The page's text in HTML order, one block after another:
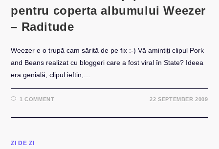
pentru coperta albumului Weezer
– Raditude
Weezer e o trupă cam sărită de pe fix :-) Vă amintiți clipul Pork
and Beans realizat cu bloggeri care a fost viral în State? Ideea
era genială, clipul ieftin,…
1 COMMENT 22 SEPTEMBER 2009
ZI DE ZI